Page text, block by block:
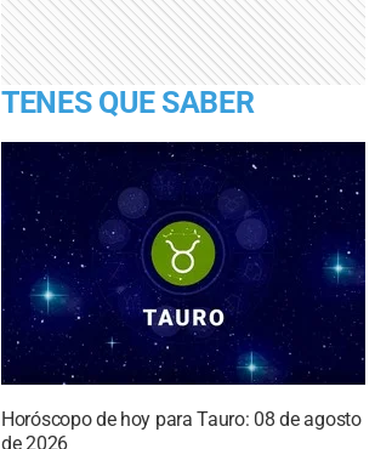
TENES QUE SABER
Horóscopo de hoy para Tauro: 08 de agosto
de 2026